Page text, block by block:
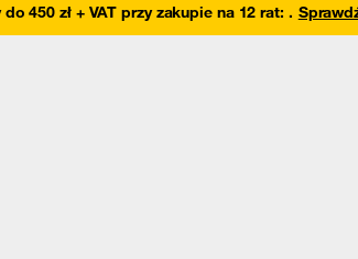
450 zł + VAT przy zakupie na 12 rat: .